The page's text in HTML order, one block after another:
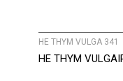
HE THYM VULGA 341
HE THYM